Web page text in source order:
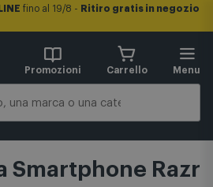
fino al 19/8 - Ritiro gratis in negozio
Promozioni Carrello Menu
Smartphone Razr